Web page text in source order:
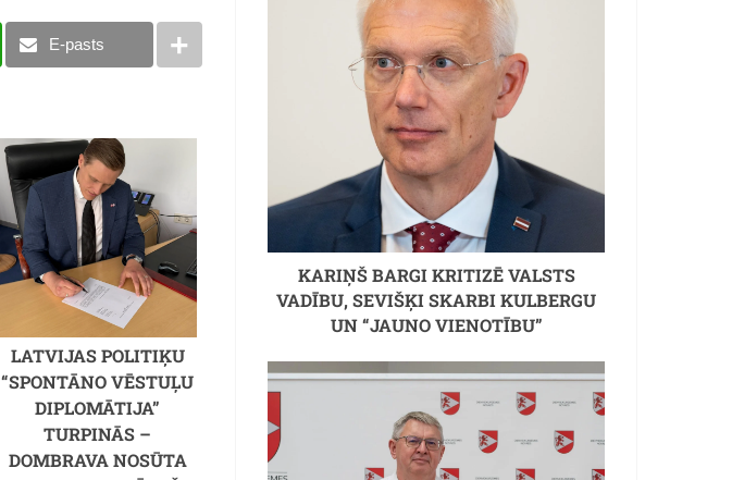
E-pasts
LATVIJAS POLITIĶU
“SPONTĀNO VĒSTUĻU
DIPLOMĀTIJA”
TURPINĀS –
DOMBRAVA NOSŪTA
KARIŅŠ BARGI KRITIZĒ VALSTS
VADĪBU, SEVIŠĶI SKARBI KULBERGU
UN “JAUNO VIENOTĪBU”